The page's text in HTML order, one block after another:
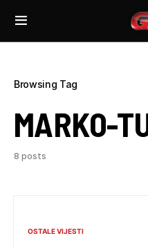
Browsing Tag
MARKO-
8 posts
OSTALE VIJESTI